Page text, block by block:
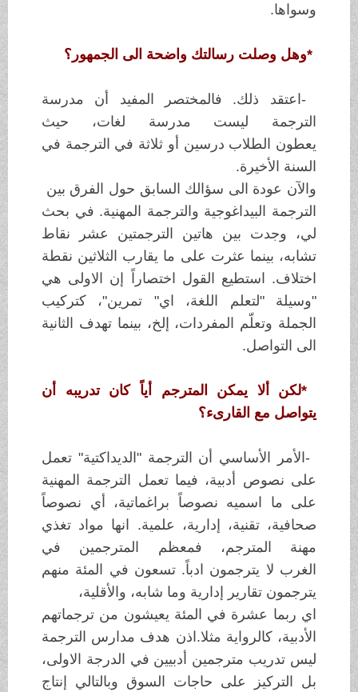
وسواها.
وهل وصلت رسالتك واضحة الى الجمهور؟
اعتقد ذلك. فالمختصر المفيد أن مدرسة
الترجمة ليست مدرسة لغات، حيث
يعطون الطلاب درسين أو ثلاثة في الترجمة في
السنة الأخيرة.
والآن عودة الى سؤالك السابق حول الفرق بين
الترجمة البيداغوجية والترجمة المهنية. في بحث
لي، وجدت بين هاتين الترجمتين عشر نقاط
تشابه، بينما عثرت على ما يقارب الثلاثين نقطة
اختلاف. استطيع القول اختصاراً إن الاولى هي
"وسيلة" لتعلم اللغة، اي "تمرين"، كتركيب
الجملة وتعلّم المفردات، إلخ، بينما تهدف الثانية
الى التواصل.
لكن ألا يمكن المترجم أياً كان تدريبه أن
يتواصل مع القارىء؟
الأمر الأساسي أن الترجمة "الديداكتية" تعمل
على نصوص أدبية، فيما تعمل الترجمة المهنية
على ما اسميه نصوصاً براغماتية، أي نصوصاً
صحافية، تقنية، إدارية، علمية. انها مواد تغذي
مهنة المترجم، فمعظم المترجمين في
الغرب لا يترجمون ادباً. تسعون في المئة منهم
يترجمون تقارير إدارية وما شابه، والأقلية،
اي ربما عشرة في المئة يعيشون من ترجماتهم
الأدبية، كالرواية مثلا.اذن هدف مدارس الترجمة
ليس تدريب مترجمين أدبيين في الدرجة الاولى،
التركيز على حاجات السوق وبالتالي إنتاج